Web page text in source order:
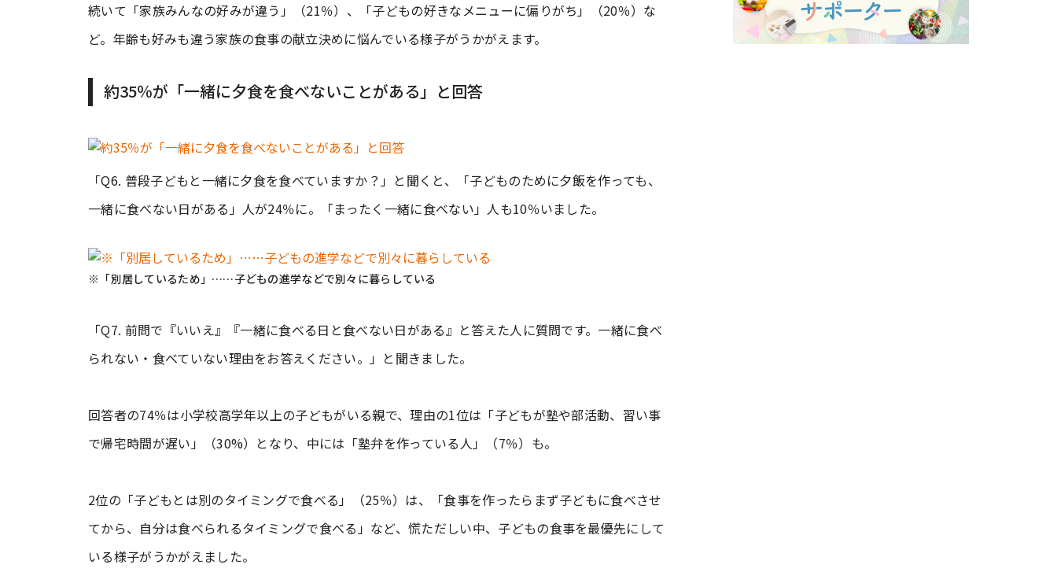
続いて「家族みんなの好みが違う」（21％）、「子どもの好きなメニューに偏りがち」（20％）な
ど。年齢も好みも違う家族の食事の献立決めに悩んでいる様子がうかがえます。
約35％が「一緒に夕食を食べないことがある」と回答
「Q6. 普段子どもと一緒に夕食を食べていますか？」と聞くと、「子どものために夕飯を作っても、
一緒に食べない日がある」人が24％に。「まったく一緒に食べない」人も10％いました。
※「別居しているため」……子どもの進学などで別々に暮らしている
「Q7. 前問で『いいえ』『一緒に食べる日と食べない日がある』と答えた人に質問です。一緒に食べ
られない・食べていない理由をお答えください。」と聞きました。
回答者の74％は小学校高学年以上の子どもがいる親で、理由の1位は「子どもが塾や部活動、習い事
で帰宅時間が遅い」（30%）となり、中には「塾弁を作っている人」（7％）も。
2位の「子どもとは別のタイミングで食べる」（25％）は、「食事を作ったらまず子どもに食べさせ
てから、自分は食べられるタイミングで食べる」など、慌ただしい中、子どもの食事を最優先にして
いる様子がうかがえました。